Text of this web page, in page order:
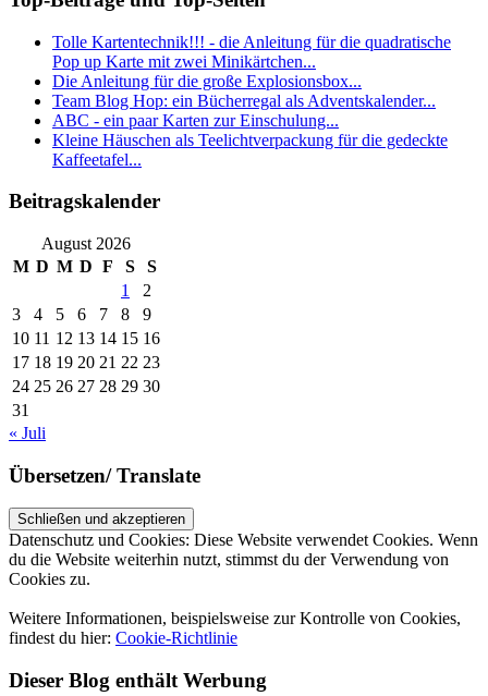
Tolle Kartentechnik!!! - die Anleitung für die quadratische
Pop up Karte mit zwei Minikärtchen...
Die Anleitung für die große Explosionsbox...
Team Blog Hop: ein Bücherregal als Adventskalender...
ABC - ein paar Karten zur Einschulung...
Kleine Häuschen als Teelichtverpackung für die gedeckte
Kaffeetafel...
Beitragskalender
August 2026
M D M D F S
S
1
2
3
4 5 6 7 8
9
10 11 12 13 14 15 16
17 18 19 20 21 22 23
24 25 26 27 28 29 30
31
« Juli
Übersetzen/ Translate
Datenschutz und Cookies: Diese Website verwendet Cookies. Wenn
du die Website weiterhin nutzt, stimmst du der Verwendung von
Cookies zu.
Weitere Informationen, beispielsweise zur Kontrolle von Cookies,
findest du hier: Cookie-Richtlinie
Dieser Blog enthält Werbung